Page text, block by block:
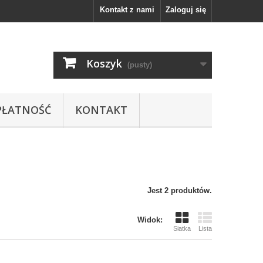
Zaloguj się
Kontakt z nami
Koszyk (pusty)
KONTAKT
Jest 2 produktów.
Widok:
Siatka Lista